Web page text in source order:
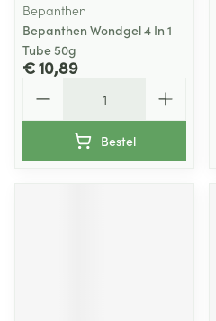
Bepanthen
Bepanthen Wondgel 4 In 1
Tube 50g
€ 10,89
Bestel